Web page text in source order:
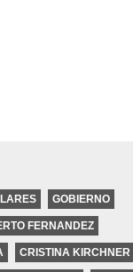
GOBIERNO
FERNANDEZ
CRISTINA KIRCHNER